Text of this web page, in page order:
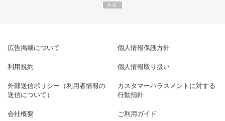
広告掲載について 個人情報保護方針
利用規約 個人情報取り扱い
外部送信ポリシー（利用者情報の
送信について）
カスタマーハラスメントに対する
行動指針
会社概要 ご利用ガイド